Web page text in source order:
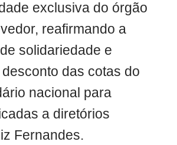
exclusiva do órgão
reafirmando a
solidariedade e
das cotas do
nacional para
a diretórios
Fernandes.